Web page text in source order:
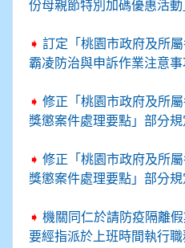
份母親節特別加碼優惠活動
➧ 訂定「桃園市政府及所
霸凌防治與申訴作業注意
➧ 修正「桃園市政府及所
獎懲案件處理要點」部分
➧ 修正「桃園市政府及所
獎懲案件處理要點」部分
➧ 機關同仁於請防疫隔離
要經指派於上班時間執行